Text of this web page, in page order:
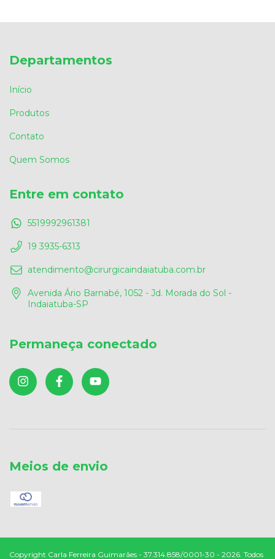
Departamentos
Início
Produtos
Contato
Quem Somos
Entre em contato
5519992961381
19 3935-6313
atendimento@cirurgicaindaiatuba.com.br
Avenida Ário Barnabé, 1052 - Jd. Morada do Sol -
Indaiatuba-SP
Permaneça conectado
Meios de envio
Copyright Carla Ferreira Guimarães - 37.314.858/0001-30 - 2026. Todos